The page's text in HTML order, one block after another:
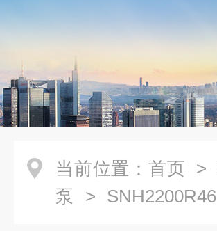
当前位置： 首页 >
泵 > SNH2200R46